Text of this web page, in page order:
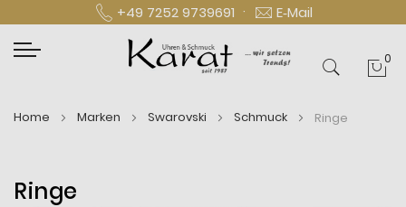
+49 7252 9739691 · E‑Mail
0
Home Marken Swarovski Schmuck Ringe
Ringe